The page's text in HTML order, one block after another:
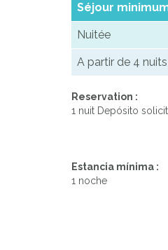
Séjour
Nuitée
A partir de 4 nuits
Reservation :
1 nuit Depósito
Estancia mínima :
1 noche